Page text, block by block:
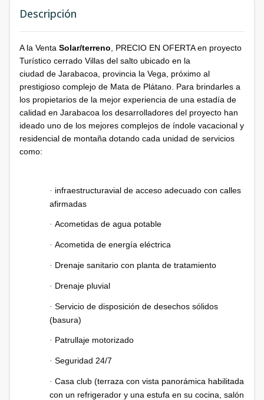
Descripción
A la Venta Solar/terreno , PRECIO EN OFERTA en proyecto
Turístico cerrado Villas del salto ubicado en la
ciudad de Jarabacoa, provincia la Vega, próximo al
prestigioso complejo de Mata de Plátano. Para brindarles a
los propietarios de la mejor experiencia de una estadía de
calidad en Jarabacoa los desarrolladores del proyecto han
ideado uno de los mejores complejos de índole vacacional y
residencial de montaña dotando cada unidad de servicios
como:
· infraestructuravial de acceso adecuado con calles
afirmadas
· Acometidas de agua potable
· Acometida de energía eléctrica
· Drenaje sanitario con planta de tratamiento
· Drenaje pluvial
· Servicio de disposición de desechos sólidos
(basura)
· Patrullaje motorizado
· Seguridad 24/7
· Casa club (terraza con vista panorámica habilitada
con un refrigerador y una estufa en su cocina, salón